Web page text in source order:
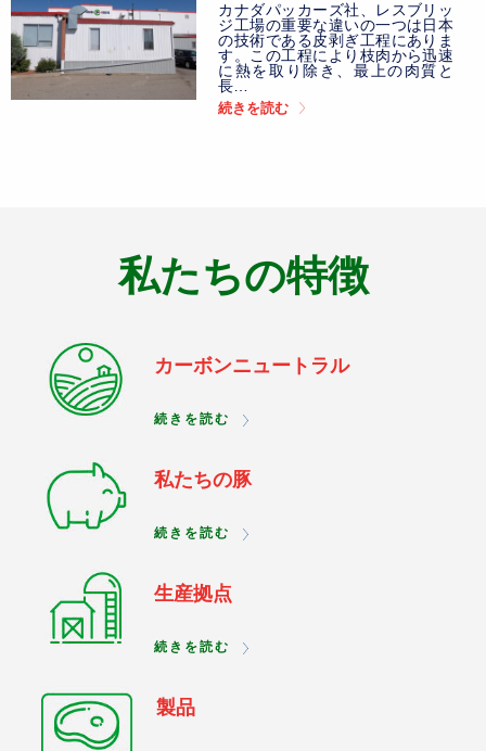
カナダパッカーズ社、レスブリッ
ジ工場の重要な違いの一つは日本
の技術である皮剥ぎ工程にありま
す。この工程により枝肉から迅速
に熱を取り除き、最上の肉質と
長…
続きを読む
私たちの特徴
カーボンニュートラル
続きを読む
私たちの豚
続きを読む
生産拠点
続きを読む
製品